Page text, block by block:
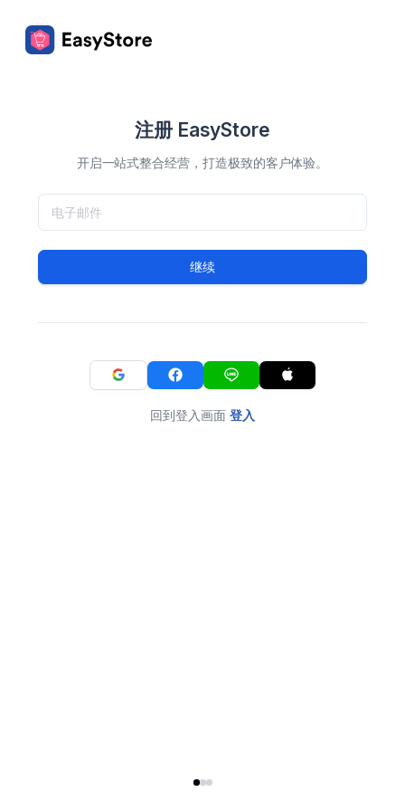
注册 EasyStore
开启一站式整合经营，打造极致的客户体验。
继续
回到登入画面 登入